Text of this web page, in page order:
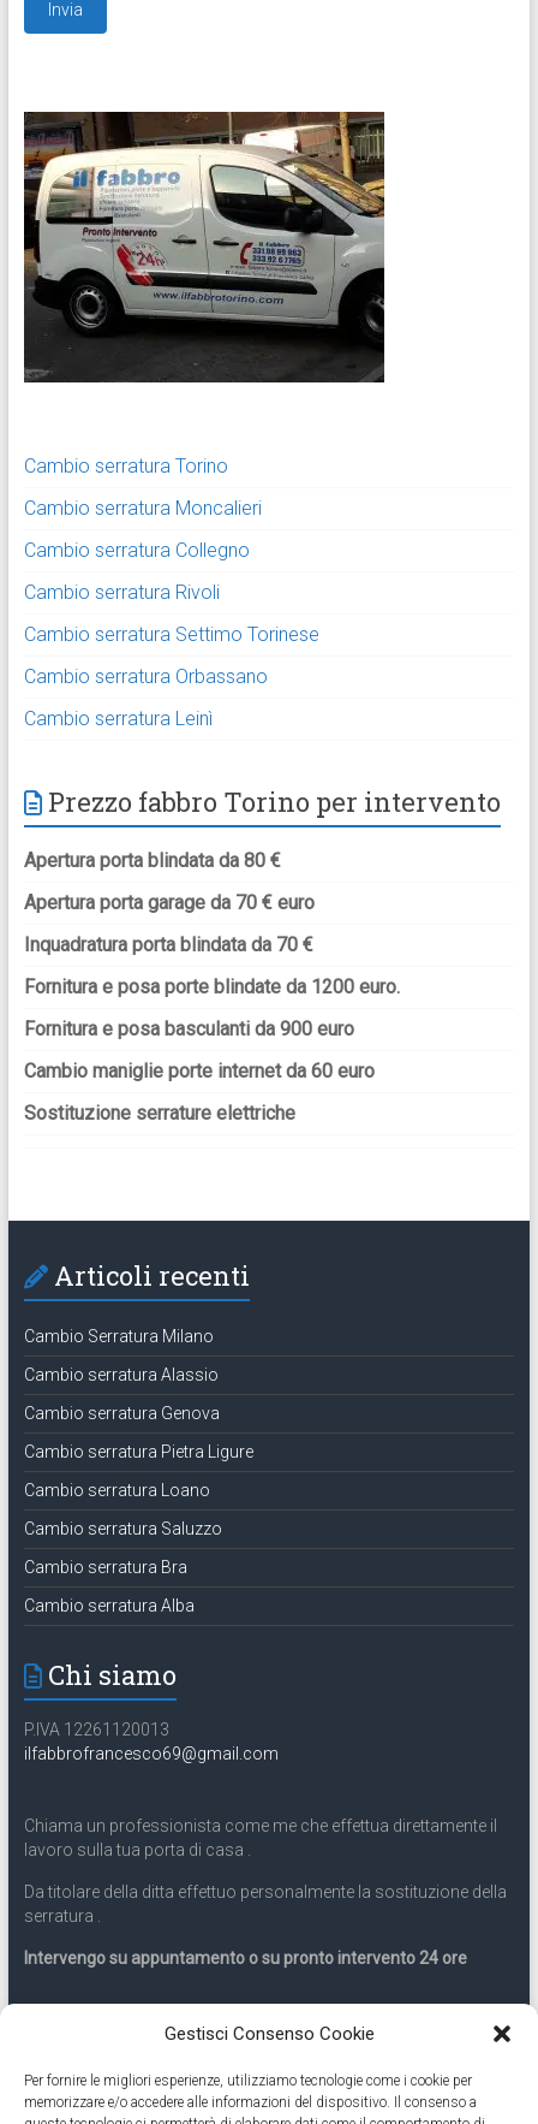
Gestisci Consenso Cookie
Per fornire le migliori esperienze, utilizziamo tecnologie come i cookie per
memorizzare e/o accedere alle informazioni del dispositivo. Il consenso a
Cambio serratura Torino
Cambio serratura Moncalieri
Cambio serratura Collegno
Cambio serratura Rivoli
Cambio serratura Settimo Torinese
Cambio serratura Orbassano
Cambio serratura Leinì
Prezzo fabbro Torino per intervento
Apertura porta blindata da 80 €
Apertura porta garage da 70 € euro
Inquadratura porta blindata da 70 €
Fornitura e posa porte blindate da 1200 euro.
Fornitura e posa basculanti da 900 euro
Cambio maniglie porte internet da 60 euro
Sostituzione serrature elettriche
Articoli recenti
Cambio Serratura Milano
Cambio serratura Alassio
Cambio serratura Genova
Cambio serratura Pietra Ligure
Cambio serratura Loano
Cambio serratura Saluzzo
Cambio serratura Bra
Cambio serratura Alba
Chi siamo
P.IVA 12261120013
ilfabbrofrancesco69@gmail.com
Chiama un professionista come me che effettua direttamente il
lavoro sulla tua porta di casa .
Da titolare della ditta effettuo personalmente la sostituzione della
serratura .
Intervengo su appuntamento o su pronto intervento 24 ore
Servizio 24 ore
Cell331.9899963